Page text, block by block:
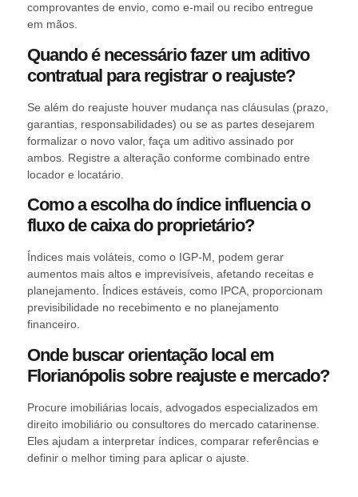
comprovantes de envio, como e-mail ou recibo entregue
em mãos.
Quando é necessário fazer um aditivo
contratual para registrar o reajuste?
Se além do reajuste houver mudança nas cláusulas (prazo,
garantias, responsabilidades) ou se as partes desejarem
formalizar o novo valor, faça um aditivo assinado por
ambos. Registre a alteração conforme combinado entre
locador e locatário.
Como a escolha do índice influencia o
fluxo de caixa do proprietário?
Índices mais voláteis, como o IGP-M, podem gerar
aumentos mais altos e imprevisíveis, afetando receitas e
planejamento. Índices estáveis, como IPCA, proporcionam
previsibilidade no recebimento e no planejamento
financeiro.
Onde buscar orientação local em
Florianópolis sobre reajuste e mercado?
Procure imobiliárias locais, advogados especializados em
direito imobiliário ou consultores do mercado catarinense.
Eles ajudam a interpretar índices, comparar referências e
definir o melhor timing para aplicar o ajuste.